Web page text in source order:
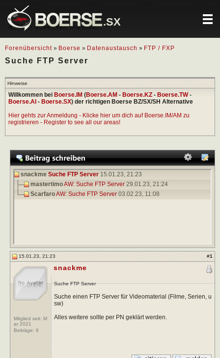
.SX
Forenübersicht » Boerse » Datenaustausch » FTP / FXP
Suche FTP Server
Hinweise
Willkommen bei Boerse.IM (Boerse.AM - Boerse.KZ - Boerse.TW-
Boerse.AI - Boerse.SX) der richtigen Boerse BZ/SX/SH Alternative
Hier gehts zur Anmeldung - Klicke hier um dich auf Boerse.IM/AM zu
registrieren - Register to see all our areas!
snackme Suche FTP Server 15.01.23, 21:23
mastertimoAW: Suche FTP Server 29.01.23, 21:24
ScarfaroAW: Suche FTP Server 03.02.23, 11:08
15.01.23, 21:23 #1
Mitglied seit: M
ar 2021
Beiträge: 6
snackme
Suche FTP Server
Suche einen FTP Server für Videomaterial (Filme, Serien, u
sw)
Alles weitere sollte per PN geklärt werden.